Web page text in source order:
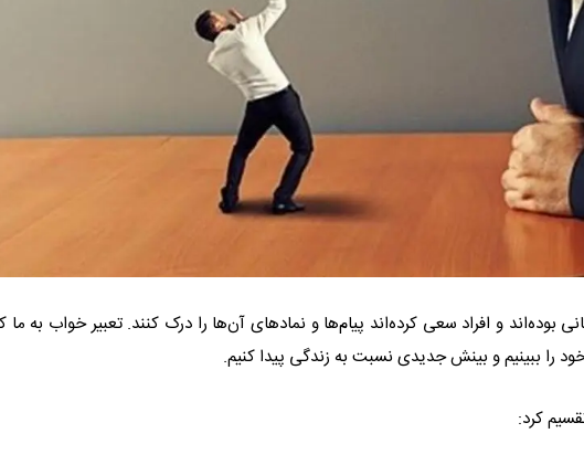
بوده‌اند و افراد سعی کرده‌اند پیام‌ها و نمادهای آن‌ها را درک کنند. تعبیر خواب به
را ببینیم و بینش جدیدی نسبت به زندگی پیدا کنیم.
کرد: